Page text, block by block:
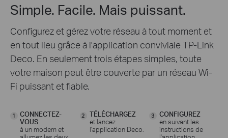
Simple. Facile. Mais puissant.
Configurez et gérez votre réseau à tout moment et
en tout lieu grâce à l'application conviviale TP-Link
Deco. En seulement trois étapes simples, toute
votre maison peut être couverte par un réseau Wi-
Fi puissant et fiable.
1
CONNECTEZ-
VOUS
à un modem et
2
TÉLÉCHARGEZ
et lancez
l'application Deco.
3
CONFIGUREZ
en suivant les
instructions de